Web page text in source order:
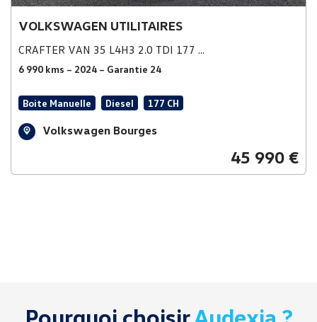
VOLKSWAGEN UTILITAIRES
CRAFTER VAN 35 L4H3 2.0 TDI 177 ...
6 990 kms – 2024 – Garantie 24
Boite Manuelle Diesel 177 CH
Volkswagen Bourges
45 990 €